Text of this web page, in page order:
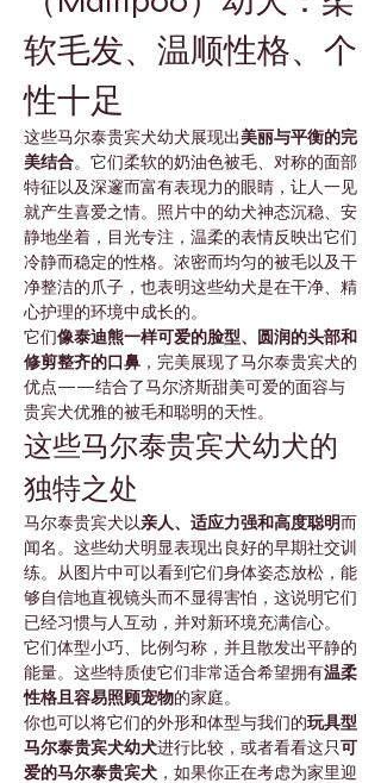
软毛发、温顺性格、个
性十足
这些马尔泰贵宾犬幼犬展现出美丽与平衡的完
美结合。它们柔软的奶油色被毛、对称的面部
特征以及深邃而富有表现力的眼睛，让人一见
就产生喜爱之情。照片中的幼犬神态沉稳、安
静地坐着，目光专注，温柔的表情反映出它们
冷静而稳定的性格。浓密而均匀的被毛以及干
净整洁的爪子，也表明这些幼犬是在干净、精
心护理的环境中成长的。
它们像泰迪熊一样可爱的脸型、圆润的头部和
修剪整齐的口鼻 ，完美展现了马尔泰贵宾犬的
优点——结合了马尔济斯甜美可爱的面容与
贵宾犬优雅的被毛和聪明的天性。
这些马尔泰贵宾犬幼犬的
独特之处
马尔泰贵宾犬以亲人、适应力强和高度聪明 而
闻名。这些幼犬明显表现出良好的早期社交训
练。从图片中可以看到它们身体姿态放松，能
够自信地直视镜头而不显得害怕，这说明它们
已经习惯与人互动，并对新环境充满信心。
它们体型小巧、比例匀称，并且散发出平静的
能量。这些特质使它们非常适合希望拥有温柔
性格且容易照顾宠物的家庭。
你也可以将它们的外形和体型与我们的玩具型
马尔泰贵宾犬幼犬进行比较，或者看看这只 可
爱的马尔泰贵宾犬 ，如果你正在考虑为家里迎